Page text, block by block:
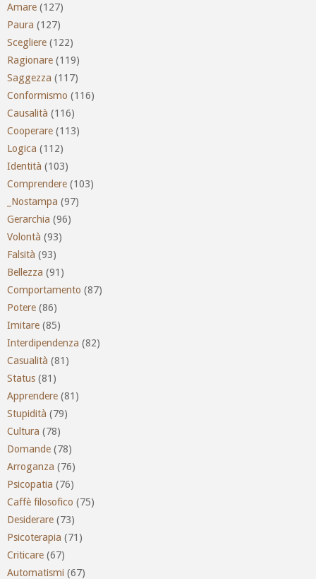
Amare (127)
Paura (127)
Scegliere (122)
Ragionare (119)
Saggezza (117)
Conformismo (116)
Causalità (116)
Cooperare (113)
Logica (112)
Identità (103)
Comprendere (103)
_Nostampa (97)
Gerarchia (96)
Volontà (93)
Falsità (93)
Bellezza (91)
Comportamento (87)
Potere (86)
Imitare (85)
Interdipendenza (82)
Casualità (81)
Status (81)
Apprendere (81)
Stupidità (79)
Cultura (78)
Domande (78)
Arroganza (76)
Psicopatia (76)
Caffè filosofico (75)
Desiderare (73)
Psicoterapia (71)
Criticare (67)
Automatismi (67)